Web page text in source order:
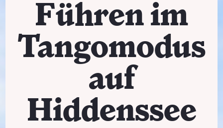
Führen im
Tangomodus
auf
Hiddenssee